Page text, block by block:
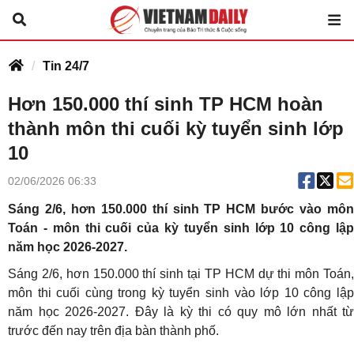
Tin 24/7
Hơn 150.000 thí sinh TP HCM hoàn
thành môn thi cuối kỳ tuyển sinh lớp
10
02/06/2026 06:33
Sáng 2/6, hơn 150.000 thí sinh TP HCM bước vào môn
Toán - môn thi cuối của kỳ tuyển sinh lớp 10 công lập
năm học 2026-2027.
Sáng 2/6, hơn 150.000 thí sinh tại TP HCM dự thi môn Toán,
môn thi cuối cùng trong kỳ tuyển sinh vào lớp 10 công lập
năm học 2026-2027. Đây là kỳ thi có quy mô lớn nhất từ
trước đến nay trên địa bàn thành phố.